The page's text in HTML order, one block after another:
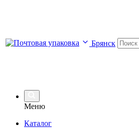
Брянск
Меню
Каталог